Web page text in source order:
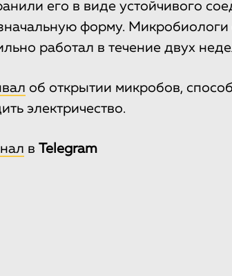
его в виде устойчивого
форму. Микробиологи
работал в течение двух
об открытии микробов,
электричество.
в Telegram